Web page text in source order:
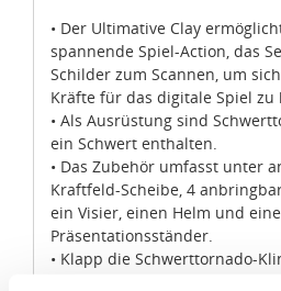
• Der Ultimative Clay
spannende Spiel-Action, das
Schilder zum Scannen, um
Kräfte für das digitale Spiel zu
• Als Ausrüstung sind
ein Schwert enthalten.
• Das Zubehör umfasst unter
Kraftfeld-Scheibe, 4
ein Visier, einen Helm und
Präsentationsständer.
• Klapp die Schwerttornado-